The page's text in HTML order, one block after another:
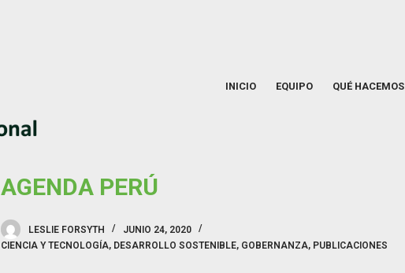
INICIO EQUIPO QUÉ HACEMOS
AGENDA PERÚ
LESLIE FORSYTH
JUNIO 24, 2020
CIENCIA Y TECNOLOGÍA, DESARROLLO SOSTENIBLE, GOBERNANZA, PUBLICACIONES